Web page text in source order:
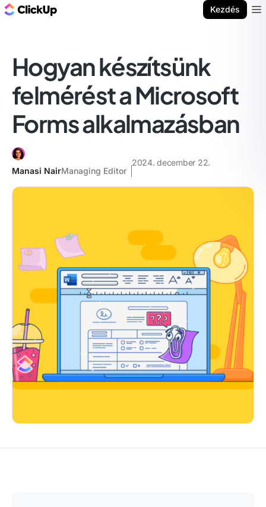
Kezdés
Hogyan készítsünk
felmérést a Microsoft
Forms alkalmazásban
Manasi NairManaging Editor
2024. december 22.